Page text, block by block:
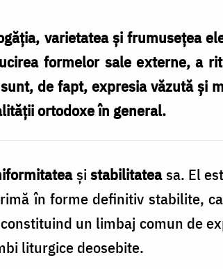
varietatea și frumusețea
formelor sale externe, a
de fapt, expresia văzută și
ortodoxe în general.
șistabilitateasa. El
în forme definitiv stabilite,
un limbaj comun de
liturgice deosebite.